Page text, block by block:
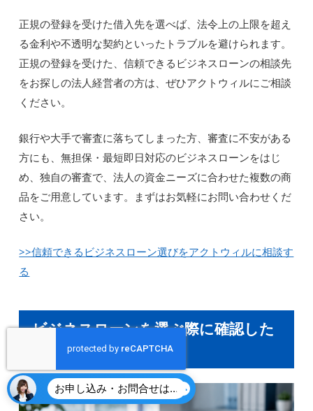
正規の登録を受けた借入先を選べば、法令上の上限を超え
る金利や不透明な契約といったトラブルを避けられます。
正規の登録を受けた、信頼できるビジネスローンの相談先
をお探しの法人経営者の方は、ぜひアクトウィルにご相談
ください。
銀行や大手で審査に落ちてしまった方、審査に不安がある
方にも、無担保・最短即日対応のビジネスローンをはじ
め、独自の審査で、法人の資金ニーズに合わせた複数の商
品をご用意しています。まずはお気軽にお問い合わせくだ
さい。
>>信頼できるビジネスローン選びをアクトウィルに相談す
る
ビジネスローンを選ぶ際に確認した
いポイント
お申し込み・お問合せはこちら